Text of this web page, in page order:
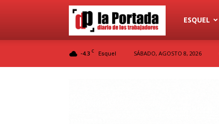
Diario
ESQUEL
-4.3 C Esquel SÁBADO, AGOSTO 8, 2026